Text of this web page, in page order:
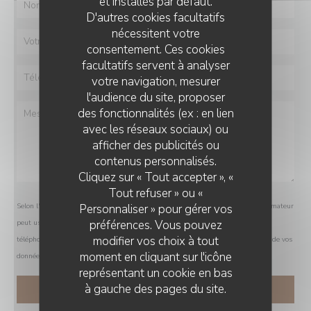
D'autres cookies facultatifs
nécessitent votre
consentement. Ces cookies
facultatifs servent à analyser
votre navigation, mesurer
l'audience du site, proposer
des fonctionnalités (ex : en lien
avec les réseaux sociaux) ou
afficher des publicités ou
contenus personnalisés.
Cliquez sur « Tout accepter », «
Tout refuser » ou «
Personnaliser » pour gérer vos
préférences. Vous pouvez
modifier vos choix à tout
moment en cliquant sur l'icône
représentant un cookie en bas
à gauche des pages du site.
Selon l'article L.223-2 du code de la consommation, il est rappelé que le consommateur
peut user de son droit à s'inscrire sur la liste d'opposition au démarchage
téléphonique Bloctel :
bloctel.gouv.fr. Pour plus d'informations sur le traitement de vos
données, consultez notrepolitique de confidentialité